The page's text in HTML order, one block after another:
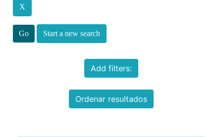
Start a new search
Add filters:
Ordenar resultados